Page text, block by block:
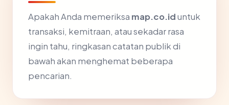
Apakah Anda memeriksa map.co.iduntuk
transaksi, kemitraan, atau sekadar rasa
ingin tahu, ringkasan catatan publik di
bawah akan menghemat beberapa
pencarian.